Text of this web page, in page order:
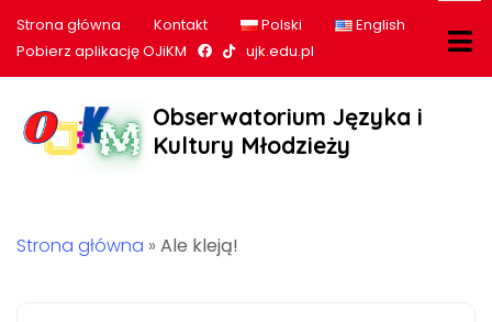
Strona główna Kontakt Polski
English
Pobierz aplikację OJiKM
Nasz profil na Facebook
Nasz profil na tiktok
ujk.edu.pl
Obserwatorium Języka i
Kultury Młodzieży
Strona główna » Ale kleją!